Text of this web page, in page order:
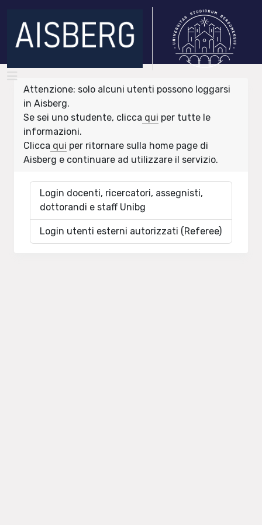
Attenzione: solo alcuni utenti possono loggarsi
in Aisberg.
Se sei uno studente, clicca qui per tutte le
informazioni.
Clicca qui per ritornare sulla home page di
Aisberg e continuare ad utilizzare il servizio.
Login docenti, ricercatori, assegnisti,
dottorandi e staff Unibg
Login utenti esterni autorizzati (Referee)